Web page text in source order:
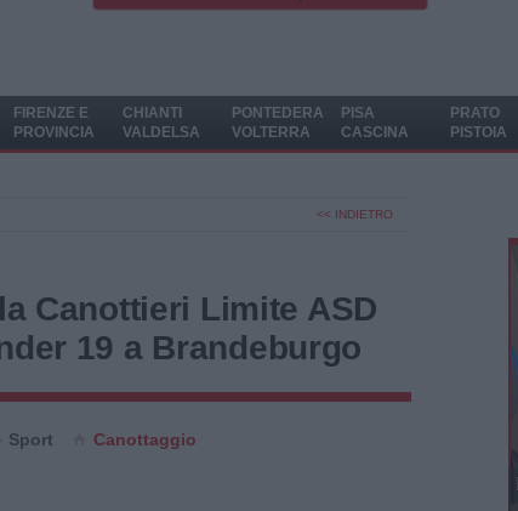
FIRENZE E
PROVINCIA
CHIANTI
VALDELSA
PONTEDERA
VOLTERRA
PISA
CASCINA
PRATO
PISTOIA
<< INDIETRO
Canottieri Limite ASD
19 a Brandeburgo
Sport Canottaggio